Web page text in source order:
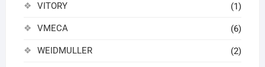
VITORY (1)
VMECA (6)
WEIDMULLER (2)